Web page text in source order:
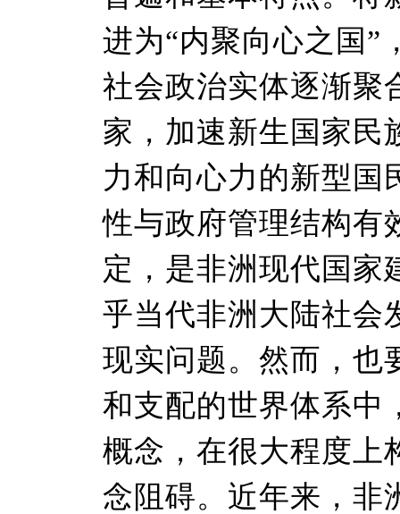
进为“内聚向心之国”
社会政治实体逐渐聚
家，加速新生国家民
力和向心力的新型国
性与政府管理结构有
定，是非洲现代国家
乎当代非洲大陆社会
现实问题。然而，也
和支配的世界体系中
概念，在很大程度上
念阻碍。近年来，非